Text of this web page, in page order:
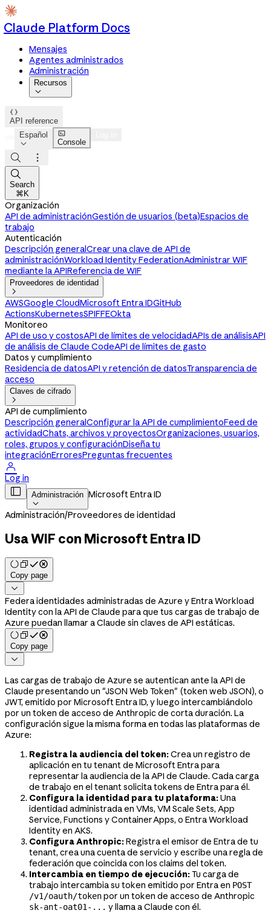
Claude Platform Docs
Mensajes
Agentes administrados
Administración
Recursos


API reference
Español


Console



Search
⌘K
Organización
API de administraciónGestión de usuarios (beta)Espacios de
trabajo
Autenticación
Descripción generalCrear una clave de API de
administraciónWorkload Identity FederationAdministrar WIF
mediante la APIReferencia de WIF
Proveedores de identidad

AWSGoogle CloudMicrosoft Entra IDGitHub
ActionsKubernetesSPIFFEOkta
Monitoreo
API de uso y costosAPI de límites de velocidadAPIs de análisisAPI
de análisis de Claude CodeAPI de límites de gasto
Datos y cumplimiento
Residencia de datosAPI y retención de datosTransparencia de
acceso
Claves de cifrado

API de cumplimiento
Descripción generalConfigurar la API de cumplimientoFeed de
actividadChats, archivos y proyectosOrganizaciones, usuarios,
roles, grupos y configuraciónDiseña tu
integraciónErroresPreguntas frecuentes

Log in
 Administración

Microsoft Entra ID
Administración/Proveedores de identidad
Usa WIF con Microsoft Entra ID
Copy page

Federa identidades administradas de Azure y Entra Workload
Identity con la API de Claude para que tus cargas de trabajo de
Azure puedan llamar a Claude sin claves de API estáticas.
Copy page

Las cargas de trabajo de Azure se autentican ante la API de
Claude presentando un "JSON Web Token" (token web JSON), o
JWT, emitido por Microsoft Entra ID, y luego intercambiándolo
por un token de acceso de Anthropic de corta duración. La
configuración sigue la misma forma en todas las plataformas de
Azure:
Registra la audiencia del token:Crea un registro de
aplicación en tu tenant de Microsoft Entra para
representar la audiencia de la API de Claude. Cada carga
de trabajo en el tenant solicita tokens de Entra para él.
Configura la identidad para tu plataforma:Una
identidad administrada en VMs, VM Scale Sets, App
Service, Functions y Container Apps, o Entra Workload
Identity en AKS.
Configura Anthropic:Registra el emisor de Entra de tu
tenant, crea una cuenta de servicio y escribe una regla de
federación que coincida con los claims del token.
Intercambia en tiempo de ejecución:Tu carga de
trabajo intercambia su token emitido por Entra en POST
/v1/oauth/tokenpor un token de acceso de Anthropic
sk-ant-oat01-... y llama a Claude con él.